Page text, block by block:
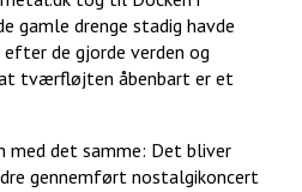
gamle drenge stadig havde
de gjorde verden og
tværfløjten åbenbart er et
med det samme: Det bliver
gennemført nostalgikoncert